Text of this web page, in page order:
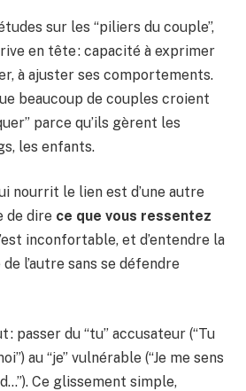
sur les “piliers du couple”,
en tête : capacité à exprimer
à ajuster ses comportements.
beaucoup de couples croient
parce qu’ils gèrent les
les enfants.
nourrit le lien est d’une autre
de dire ce que vous ressentez
inconfortable, et d’entendre la
l’autre sans se défendre
: passer du “tu” accusateur (“Tu
au “je” vulnérable (“Je me sens
Ce glissement simple,